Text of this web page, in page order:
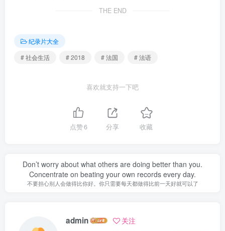
THE END
纪录片大全
# 社会生活
# 2018 # 法国 # 法语
喜欢就支持一下吧
点赞6 分享 收藏
Don’t worry about what others are doing better than you.
Concentrate on beating your own records every day.
不要担心别人会做得比你好。你只需要每天都做得比前一天好就可以了
admin 关注